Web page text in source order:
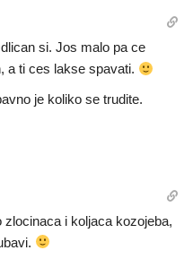
si. Jos malo pa ce
a ti ces lakse spavati.
je koliko se trudite.
i koljaca kozojeba,